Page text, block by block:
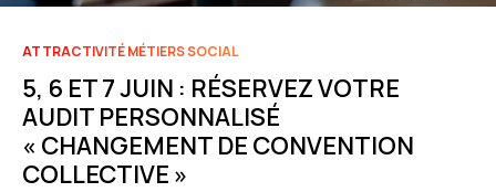
ATTRACTIVITÉ MÉTIERS SOCIAL
5, 6 ET 7 JUIN : RÉSERVEZ VOTRE
AUDIT PERSONNALISÉ
« CHANGEMENT DE CONVENTION
COLLECTIVE »